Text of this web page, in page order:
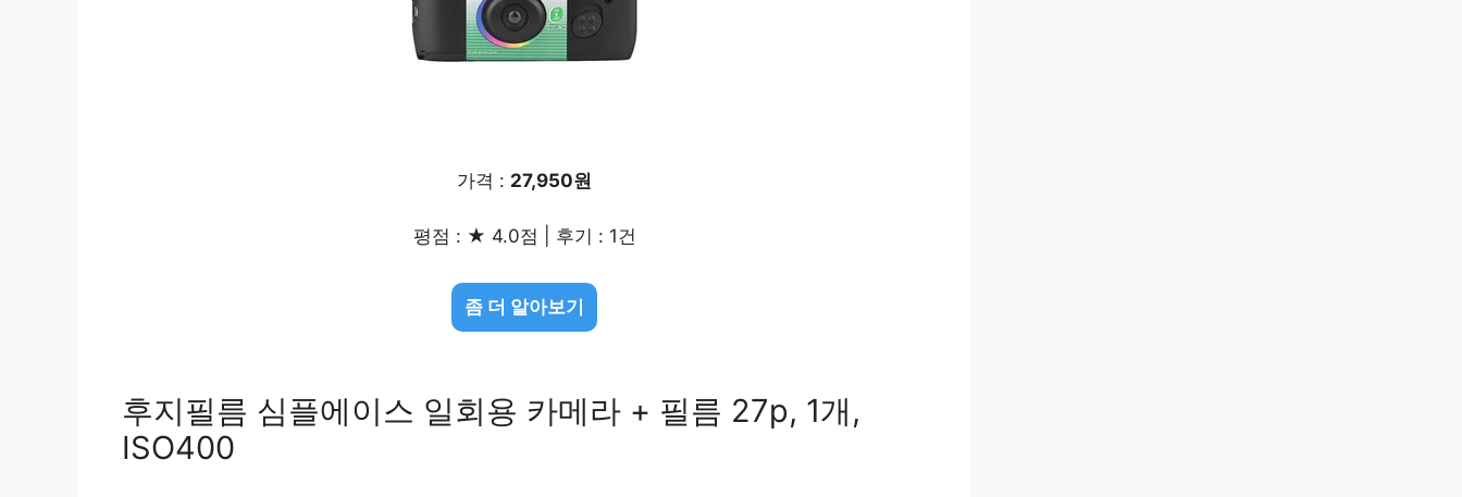
가격 : 27,950원
평점 : ★ 4.0점 | 후기 : 1건
좀 더 알아보기
후지필름 심플에이스 일회용 카메라 + 필름 27p, 1개,
ISO400